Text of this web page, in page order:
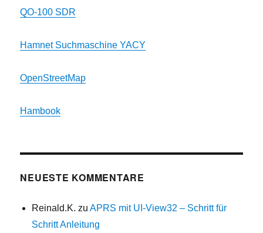
QO-100 SDR
Hamnet Suchmaschine YACY
OpenStreetMap
Hambook
NEUESTE KOMMENTARE
Reinald.K. zuAPRS mit UI-View32 – Schritt für
Schritt Anleitung